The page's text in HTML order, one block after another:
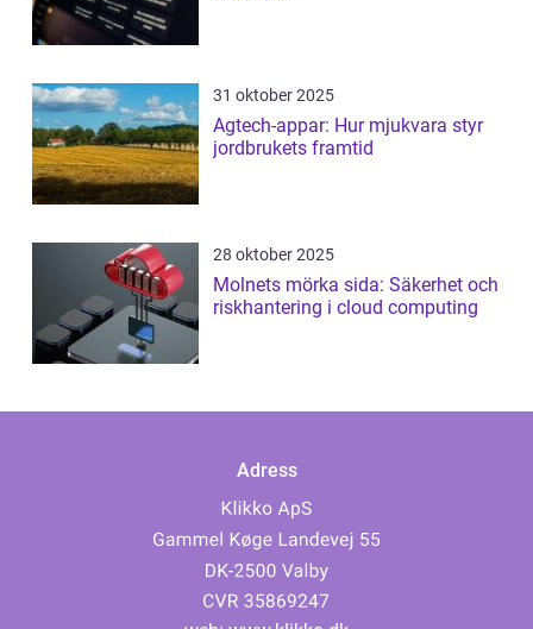
31 oktober 2025
Agtech-appar: Hur mjukvara styr
jordbrukets framtid
28 oktober 2025
Molnets mörka sida: Säkerhet och
riskhantering i cloud computing
Adress